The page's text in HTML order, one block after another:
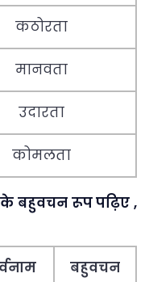
कठोरता
मानवता
उदारता
कोमलता
के बहुवचन रूप पढ़िए ,
बहुवचन